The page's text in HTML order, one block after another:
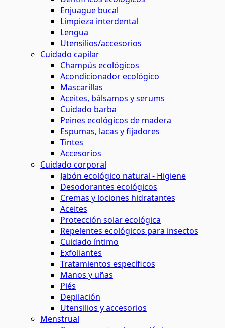
Enjuague bucal
Limpieza interdental
Lengua
Utensilios/accesorios
Cuidado capilar
Champús ecológicos
Acondicionador ecológico
Mascarillas
Aceites, bálsamos y serums
Cuidado barba
Peines ecológicos de madera
Espumas, lacas y fijadores
Tintes
Accesorios
Cuidado corporal
Jabón ecológico natural - Higiene
Desodorantes ecológicos
Cremas y lociones hidratantes
Aceites
Protección solar ecológica
Repelentes ecológicos para insectos
Cuidado íntimo
Exfoliantes
Tratamientos específicos
Manos y uñas
Piés
Depilación
Utensilios y accesorios
Menstrual